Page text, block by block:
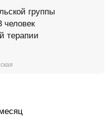
группы
человек
терапии